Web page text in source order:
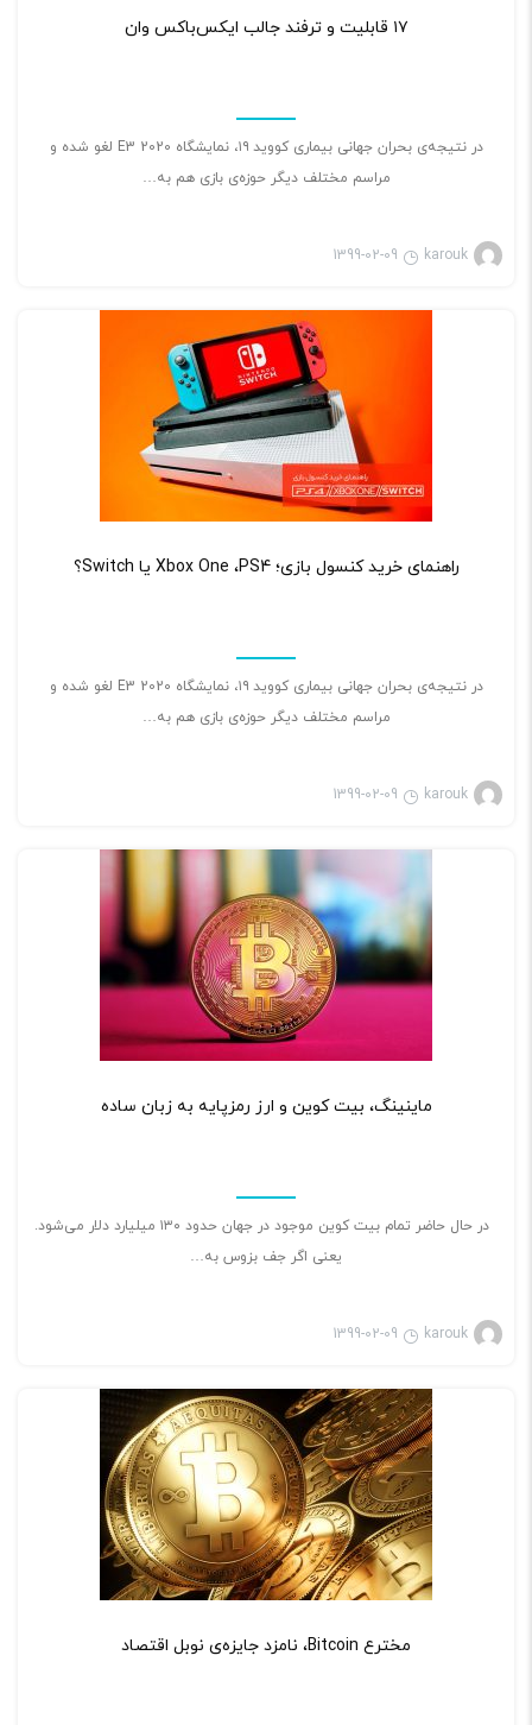
۱۷ قابلیت و ترفند جالب ایکس‌باکس وان
در نتیجه‌ی بحران جهانی بیماری کووید ۱۹، نمایشگاه E3 2020 لغو شده و
مراسم مختلف دیگر حوزه‌ی بازی هم به…
karouk
1399-02-09
راهنمای خرید کنسول بازی؛ Xbox One ،PS4 یا Switch؟
در نتیجه‌ی بحران جهانی بیماری کووید ۱۹، نمایشگاه E3 2020 لغو شده و
مراسم مختلف دیگر حوزه‌ی بازی هم به…
karouk
1399-02-09
ماینینگ، بیت کوین و ارز رمزپایه به زبان ساده
در حال حاضر تمام بیت کوین موجود در جهان حدود ۱۳۰ میلیارد دلار می‌شود.
یعنی اگر جف بزوس به…
karouk
1399-02-09
مخترع Bitcoin، نامزد جایزه‌ی نوبل اقتصاد